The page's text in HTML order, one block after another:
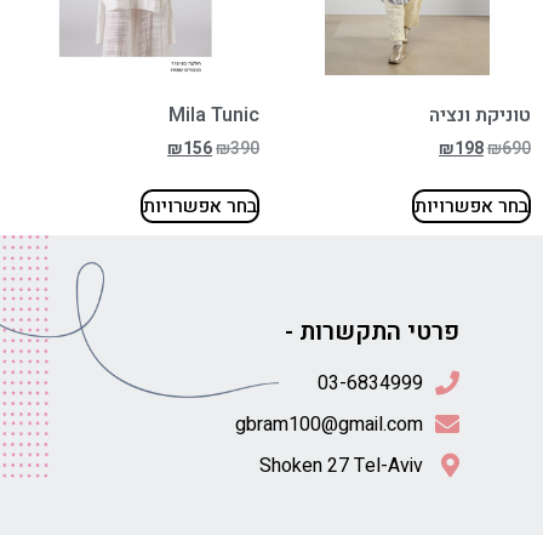
טוניקת ונציה
₪690
₪198
בחר אפשרויות
Mila Tunic
₪390
₪156
בחר אפשרויות
פרטי התקשרות -
gbram100@gmail.com
Shoken 27 Tel-Aviv